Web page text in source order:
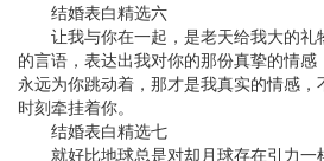
结婚表白精选六
让我与你在一起，是老天给我大的礼
的言语，表达出我对你的那份真挚的情感
永远为你跳动着，那才是我真实的情感
时刻牵挂着你。
结婚表白精选七
就好比地球总是对却月球存在引力一